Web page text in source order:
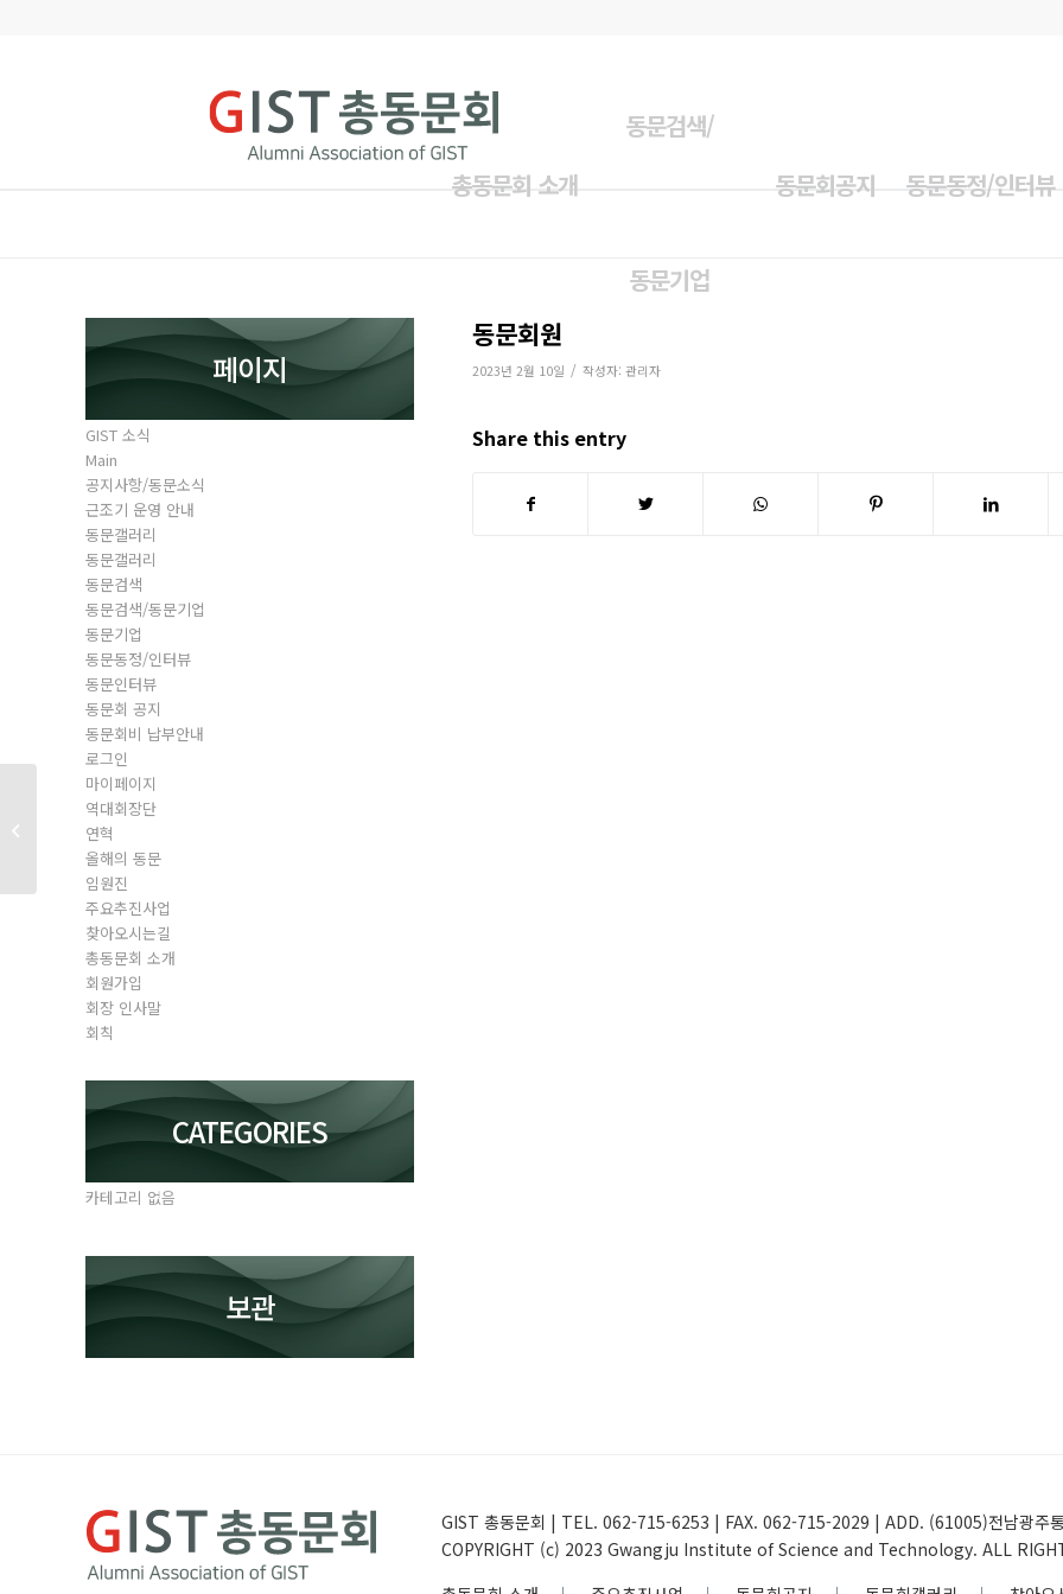
총동문회 소개
동문검색/
동문기업
동문회공지 동문동정/인터뷰
동문회원
2023년 2월 10일 / 작성자: 관리자
Share this entry
페이지
GIST 소식
Main
공지사항/동문소식
근조기 운영 안내
동문갤러리
동문갤러리
동문검색
동문검색/동문기업
동문기업
동문동정/인터뷰
동문인터뷰
동문회 공지
동문회비 납부안내
로그인
마이페이지
역대회장단
연혁
올해의 동문
임원진
주요추진사업
찾아오시는길
총동문회 소개
회원가입
회장 인사말
회칙
CATEGORIES
카테고리 없음
보관
GIST 총동문회 | TEL. 062-715-6253 | FAX. 062-715-2029 | ADD. (61005)전남광주
COPYRIGHT (c) 2023 Gwangju Institute of Science and Technology. ALL
동문회원